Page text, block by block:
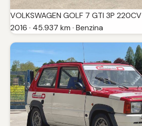
VOLKSWAGEN GOLF 7 GTI 3P 220CV
2016 · 45.937 km · Benzina